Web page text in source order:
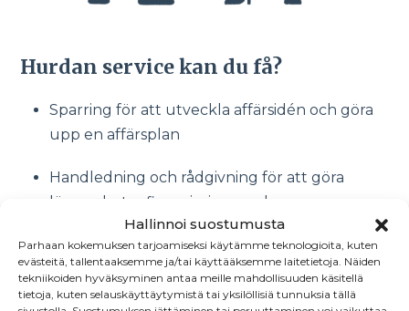
Hallinnoi suostumusta
Parhaan kokemuksen tarjoamiseksi käytämme teknologioita, kuten
evästeitä, tallentaaksemme ja/tai käyttääksemme laitetietoja. Näiden
tekniikoiden hyväksyminen antaa meille mahdollisuuden käsitellä
tietoja, kuten selauskäyttäytymistä tai yksilöllisiä tunnuksia tällä
Hurdan service kan du få?
Sparring för att utveckla affärsidén och göra
upp en affärsplan
Handledning och rådgivning för att göra
lönsamhets-, finansierings- och
försäljningskalkyler
Förståelse för olika företagsformer och olika
handelssätt vid företagsförvärv